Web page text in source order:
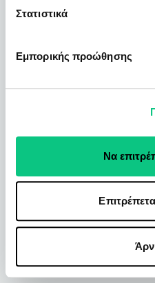
Στατιστικά
Εμπορικής προώθησης
Να